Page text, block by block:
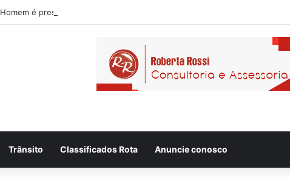
Homem é preso após ser flagrado repassando porção de maconha a garoto
Trânsito Classificados Rota Anuncie conosco